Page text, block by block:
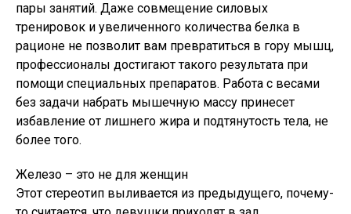
пары занятий. Даже совмещение силовых
тренировок и увеличенного количества белка в
рационе не позволит вам превратиться в гору мышц,
профессионалы достигают такого результата при
помощи специальных препаратов. Работа с весами
без задачи набрать мышечную массу принесет
избавление от лишнего жира и подтянутость тела, не
более того.
Железо – это не для женщин
Этот стереотип выливается из предыдущего, почему-